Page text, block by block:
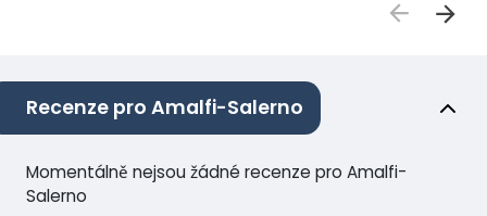
Recenze pro Amalfi-Salerno
Momentálně nejsou žádné recenze pro Amalfi-
Salerno